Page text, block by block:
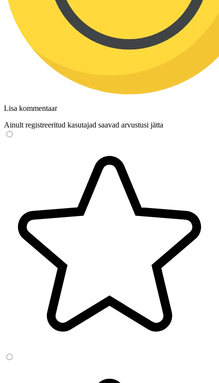
Lisa kommentaar
Ainult registreeritud kasutajad saavad arvustusi jätta